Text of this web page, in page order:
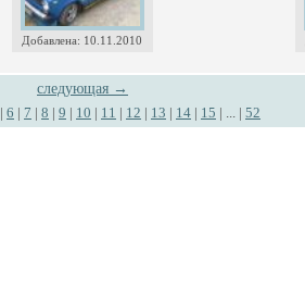
Добавлена: 10.11.2010
следующая →
| 6 | 7 | 8 | 9 | 10 | 11 | 12 | 13 | 14 | 15 | ... | 52